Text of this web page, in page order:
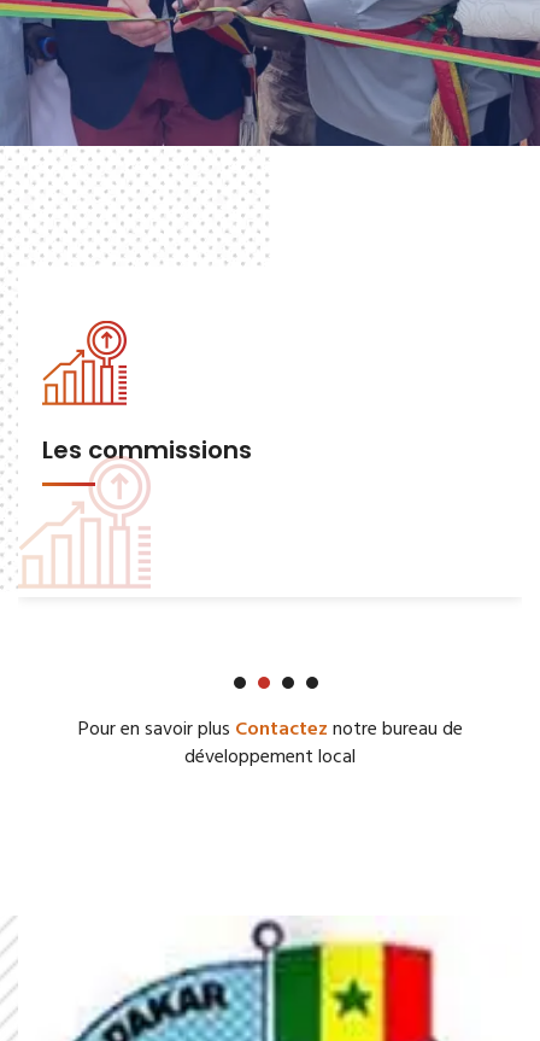
Les commissions
Pour en savoir plus Contacteznotre bureau de
développement local